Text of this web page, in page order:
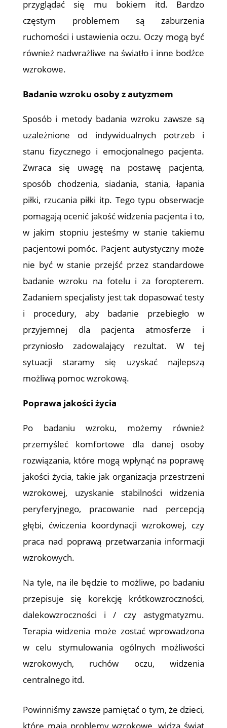
przyglądać się mu bokiem itd. Bardzo
częstym problemem są zaburzenia
ruchomości i ustawienia oczu. Oczy mogą być
również nadwrażliwe na światło i inne bodźce
wzrokowe.
Badanie wzroku osoby z autyzmem
Sposób i metody badania wzroku zawsze są
uzależnione od indywidualnych potrzeb i
stanu fizycznego i emocjonalnego pacjenta.
Zwraca się uwagę na postawę pacjenta,
sposób chodzenia, siadania, stania, łapania
piłki, rzucania piłki itp. Tego typu obserwacje
pomagają ocenić jakość widzenia pacjenta i to,
w jakim stopniu jesteśmy w stanie takiemu
pacjentowi pomóc. Pacjent autystyczny może
nie być w stanie przejść przez standardowe
badanie wzroku na fotelu i za foropterem.
Zadaniem specjalisty jest tak dopasować testy
i procedury, aby badanie przebiegło w
przyjemnej dla pacjenta atmosferze i
przyniosło zadowalający rezultat. W tej
sytuacji staramy się uzyskać najlepszą
możliwą pomoc wzrokową.
Poprawa jakości życia
Po badaniu wzroku, możemy również
przemyśleć komfortowe dla danej osoby
rozwiązania, które mogą wpłynąć na poprawę
jakości życia, takie jak organizacja przestrzeni
wzrokowej, uzyskanie stabilności widzenia
peryferyjnego, pracowanie nad percepcją
głębi, ćwiczenia koordynacji wzrokowej, czy
praca nad poprawą przetwarzania informacji
wzrokowych.
Na tyle, na ile będzie to możliwe, po badaniu
przepisuje się korekcję krótkowzroczności,
dalekowzroczności i / czy astygmatyzmu.
Terapia widzenia może zostać wprowadzona
w celu stymulowania ogólnych możliwości
wzrokowych, ruchów oczu, widzenia
centralnego itd.
Powinniśmy zawsze pamiętać o tym, że dzieci,
które mają problemy wzrokowe, widzą świat